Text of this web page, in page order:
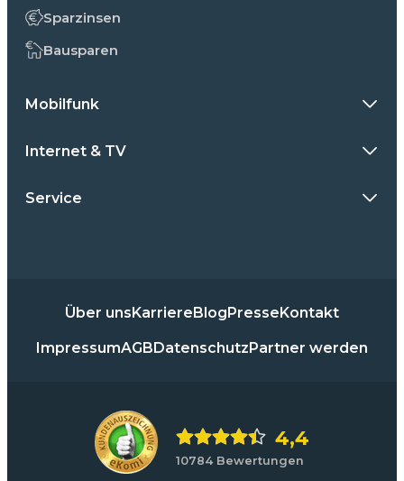
Sparzinsen
Bausparen
Mobilfunk
Internet & TV
Service
Über uns Karriere Blog Presse Kontakt
ImpressumAGB Datenschutz Partner werden
4,4
10784 Bewertungen